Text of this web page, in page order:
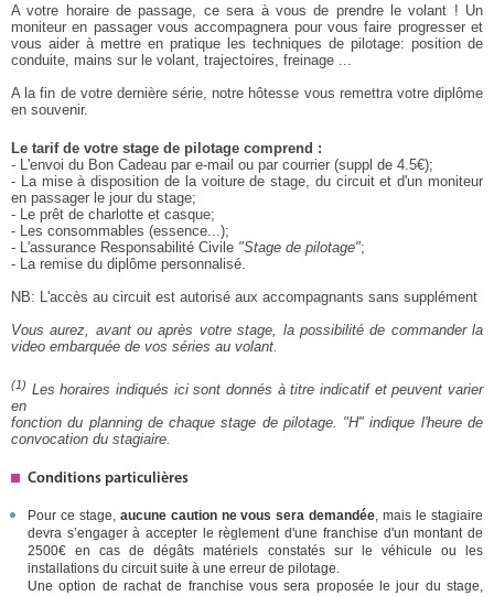
A votre horaire de passage, ce sera à vous de prendre le volant ! Un
moniteur en passager vous accompagnera pour vous faire progresser et
vous aider à mettre en pratique les techniques de pilotage: position de
conduite, mains sur le volant, trajectoires, freinage ...
A la fin de votre dernière série, notre hôtesse vous remettra votre diplôme
en souvenir.
Le tarif de votre stage de pilotage comprend :
- L'envoi du Bon Cadeau par e-mail ou par courrier (suppl de 4.5€);
- La mise à disposition de la voiture de stage, du circuit et d'un moniteur
en passager le jour du stage;
- Le prêt de charlotte et casque;
- Les consommables (essence...);
- L'assurance Responsabilité Civile "Stage de pilotage";
- La remise du diplôme personnalisé.
NB: L'accès au circuit est autorisé aux accompagnants sans supplément
Vous aurez, avant ou après votre stage, la possibilité de commander la
video embarquée de vos séries au volant.
(1) Les horaires indiqués ici sont donnés à titre indicatif et peuvent varier
en
fonction du planning de chaque stage de pilotage. "H" indique l'heure de
convocation du stagiaire.
Conditions particulières
Pour ce stage, aucune caution ne vous sera demandée , mais le stagiaire
devra s’engager à accepter le règlement d'une franchise d'un montant de
2500€ en cas de dégâts matériels constatés sur le véhicule ou les
installations du circuit suite à une erreur de pilotage.
Une option de rachat de franchise vous sera proposée le jour du stage,